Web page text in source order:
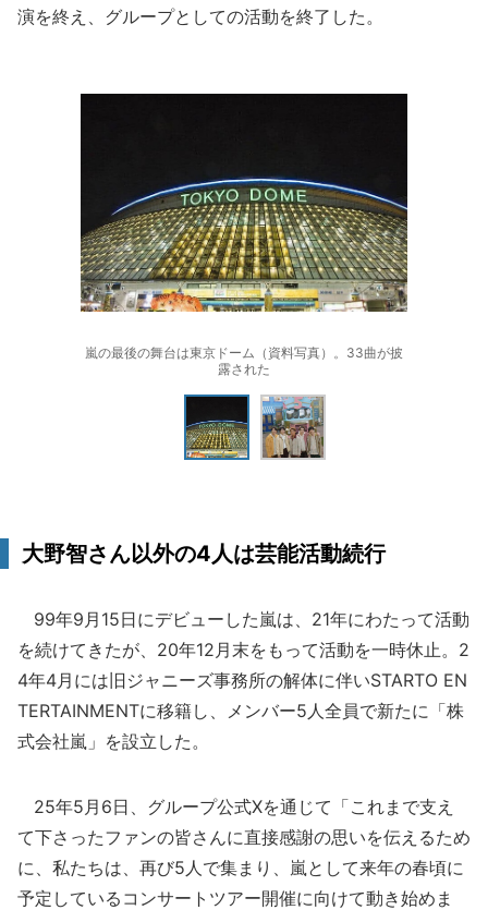
演を終え、グループとしての活動を終了した。
嵐の最後の舞台は東京ドーム（資料写真）。33曲が披
露された
大野智さん以外の4人は芸能活動続行
99年9月15日にデビューした嵐は、21年にわたって活動
を続けてきたが、20年12月末をもって活動を一時休止。2
4年4月には旧ジャニーズ事務所の解体に伴いSTARTO EN
TERTAINMENTに移籍し、メンバー5人全員で新たに「株
式会社嵐」を設立した。
25年5月6日、グループ公式Xを通じて「これまで支え
て下さったファンの皆さんに直接感謝の思いを伝えるため
に、私たちは、再び5人で集まり、嵐として来年の春頃に
予定しているコンサートツアー開催に向けて動き始めま